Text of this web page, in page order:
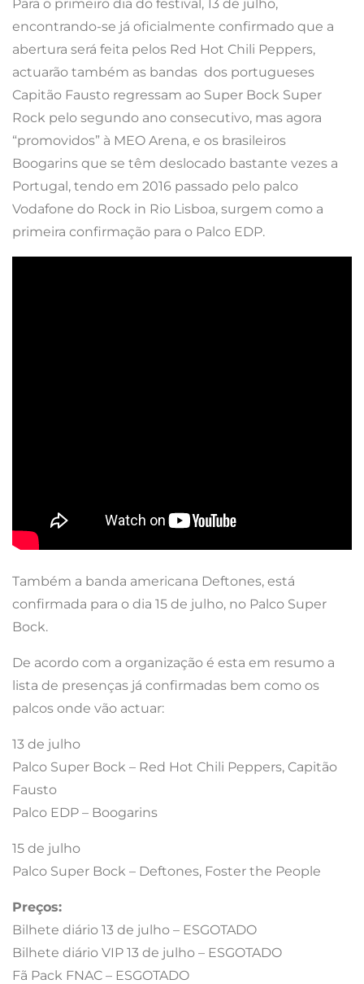
Para o primeiro dia do festival, 13 de julho,
encontrando-se já oficialmente confirmado que a
abertura será feita pelos Red Hot Chili Peppers,
actuarão também as bandas dos portugueses
Capitão Fausto regressam ao Super Bock Super
Rock pelo segundo ano consecutivo, mas agora
“promovidos” à MEO Arena, e os brasileiros
Boogarins que se têm deslocado bastante vezes a
Portugal, tendo em 2016 passado pelo palco
Vodafone do Rock in Rio Lisboa, surgem como a
primeira confirmação para o Palco EDP.
Também a banda americana Deftones, está
confirmada para o dia 15 de julho, no Palco Super
Bock.
De acordo com a organização é esta em resumo a
lista de presenças já confirmadas bem como os
palcos onde vão actuar:
13 de julho
Palco Super Bock – Red Hot Chili Peppers, Capitão
Fausto
Palco EDP – Boogarins
15 de julho
Palco Super Bock – Deftones, Foster the People
Preços:
Bilhete diário 13 de julho – ESGOTADO
Bilhete diário VIP 13 de julho – ESGOTADO
Fã Pack FNAC – ESGOTADO